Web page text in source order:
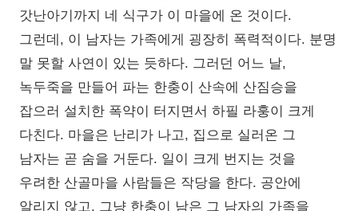
갓난아기까지 네 식구가 이 마을에 온 것이다.
그런데, 이 남자는 가족에게 굉장히 폭력적이다. 분명
말 못할 사연이 있는 듯하다. 그러던 어느 날,
녹두죽을 만들어 파는 한충이 산속에 산짐승을
잡으러 설치한 폭약이 터지면서 하필 라훙이 크게
다친다. 마을은 난리가 나고, 집으로 실러온 그
남자는 곧 숨을 거둔다. 일이 크게 번지는 것을
우려한 산골마을 사람들은 작당을 한다. 공안에
알리지 않고, 그냥 한충이 남은 그 남자의 가족을